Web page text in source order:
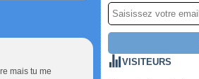
mais tu me
VISITEURS